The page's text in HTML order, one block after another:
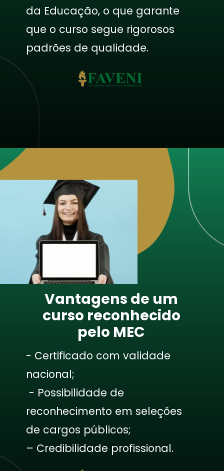
da Educação, o que garante
que o curso segue rigorosos
padrões de qualidade.
- Certificado com validade
nacional;
- Possibilidade de
reconhecimento em seleções
de cargos públicos;
– Credibilidade profissional.
Vantagens de um
curso reconhecido
pelo MEC